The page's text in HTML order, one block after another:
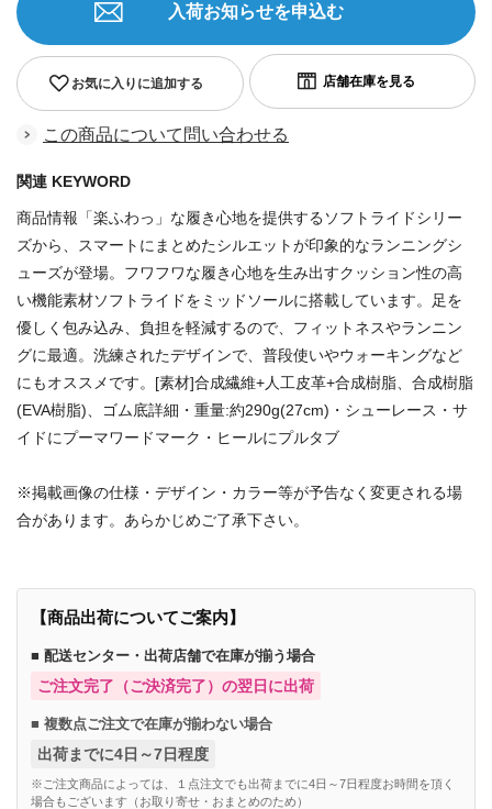
お気に入りに追加する
入荷お知らせを申込む
この商品について問い合わせる
関連 KEYWORD
商品情報「楽ふわっ」な履き心地を提供するソフトライドシリー
ズから、スマートにまとめたシルエットが印象的なランニングシ
ューズが登場。フワフワな履き心地を生み出すクッション性の高
い機能素材ソフトライドをミッドソールに搭載しています。足を
優しく包み込み、負担を軽減するので、フィットネスやランニン
グに最適。洗練されたデザインで、普段使いやウォーキングなど
にもオススメです。[素材]合成繊維+人工皮革+合成樹脂、合成樹脂
(EVA樹脂)、ゴム底詳細・重量:約290g(27cm)・シューレース・サ
イドにプーマワードマーク・ヒールにプルタブ
※掲載画像の仕様・デザイン・カラー等が予告なく変更される場
合があります。あらかじめご了承下さい。
【商品出荷についてご案内】
■ 配送センター・出荷店舗で在庫が揃う場合
ご注文完了（ご決済完了）の翌日に出荷
■ 複数点ご注文で在庫が揃わない場合
出荷までに4日～7日程度
※ご注文商品によっては、１点注文でも出荷までに4日～7日程度お時間を頂く
場合もございます（お取り寄せ・おまとめのため）